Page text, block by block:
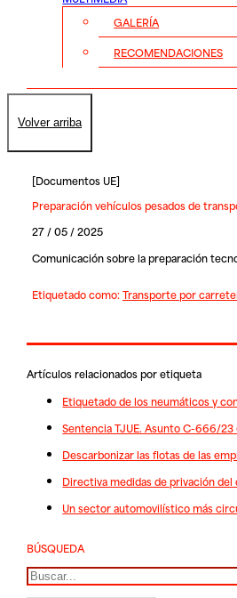
GALERÍA
RECOMENDACIONES
Volver arriba
[Documentos UE]
Preparación vehículos pesados de
27 / 05 / 2025
Comunicación sobre la preparación
Etiquetado como:Transporte por
Artículos relacionados por etiqueta
Etiquetado de los neumáticos y
Sentencia TJUE. Asunto C-666/23
Descarbonizar las flotas de las
Directiva medidas de privación
Un sector automovilístico más
BÚSQUEDA
Buscar